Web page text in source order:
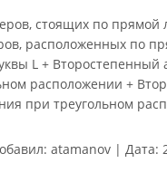
стоящих по
располо­женных по
L + Второстепенный
расположении +
при треуголь­ном
atamanov | Дата: